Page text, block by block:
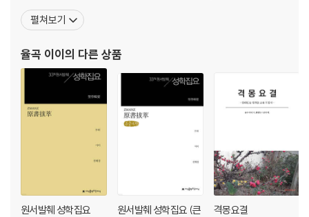
일 것, 군사의 부방을 폐지하고 국경지방에서는 주민을 훈련시켜, 능력이
이이의 정치사상을 보여주는 대표적인 글이다.
합격하고 그중 일곱 번 장원하였다. 선조 2년, 홍문관 교리였던 율곡
은 일종의 연구 휴가인 사가독서를 얻는다. 그 기간에 열정적인 정책
아들여지지 않고, 실망한 그는 관직을 떠난다. 이후
펼쳐보기
율곡 이이 의 다른 상품
원서발췌 성학집요
원서발췌 성학집요 (큰
격몽요결